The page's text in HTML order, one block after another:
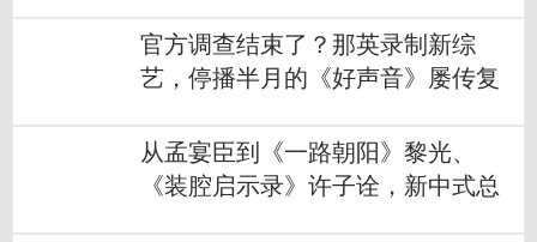
官方调查结束了？那英录制新综
艺，停播半月的《好声音》屡传复
从孟宴臣到《一路朝阳》黎光、
《装腔启示录》许子诠，新中式总